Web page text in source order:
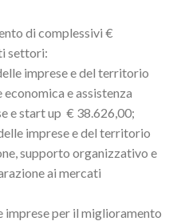
di complessivi €
settori:
imprese e del territorio
e assistenza
e start up € 38.626,00;
imprese e del territorio
supporto organizzativo e
ai mercati
imprese per il miglioramento